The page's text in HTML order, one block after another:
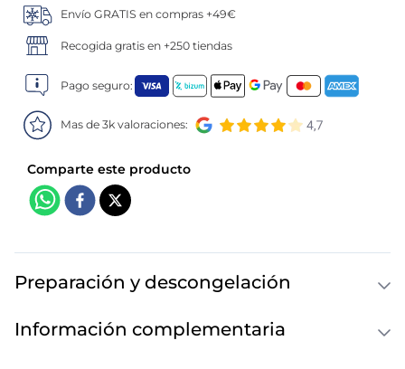
Envío GRATIS en compras +49€
Recogida gratis en +250 tiendas
Pago seguro:
Mas de 3k valoraciones:
Preparación y descongelación
Información complementaria
9. listísimos
10. pollo